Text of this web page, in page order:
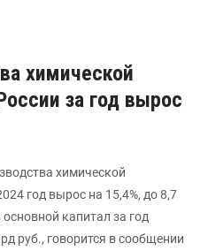
химической
за год вырос
химической
год вырос на 15,4%, до 8,7
капитал за год
руб., говорится в сообщении